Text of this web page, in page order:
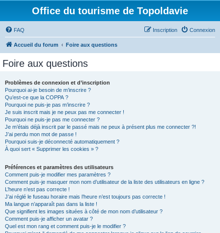
Office du tourisme de Topoldavie
FAQ Connexion
Inscription
Accueil du forum Foire aux questions
Foire aux questions
Problèmes de connexion et d’inscription
Pourquoi ai-je besoin de m’inscrire ?
Qu’est-ce que la COPPA ?
Pourquoi ne puis-je pas m’inscrire ?
Je suis inscrit mais je ne peux pas me connecter !
Pourquoi ne puis-je pas me connecter ?
Je m’étais déjà inscrit par le passé mais ne peux à présent plus me connecter ?!
J’ai perdu mon mot de passe !
Pourquoi suis-je déconnecté automatiquement ?
À quoi sert « Supprimer les cookies » ?
Préférences et paramètres des utilisateurs
Comment puis-je modifier mes paramètres ?
Comment puis-je masquer mon nom d’utilisateur de la liste des utilisateurs en ligne ?
L’heure n’est pas correcte !
J’ai réglé le fuseau horaire mais l’heure n’est toujours pas correcte !
Ma langue n’apparaît pas dans la liste !
Que signifient les images situées à côté de mon nom d’utilisateur ?
Comment puis-je afficher un avatar ?
Quel est mon rang et comment puis-je le modifier ?